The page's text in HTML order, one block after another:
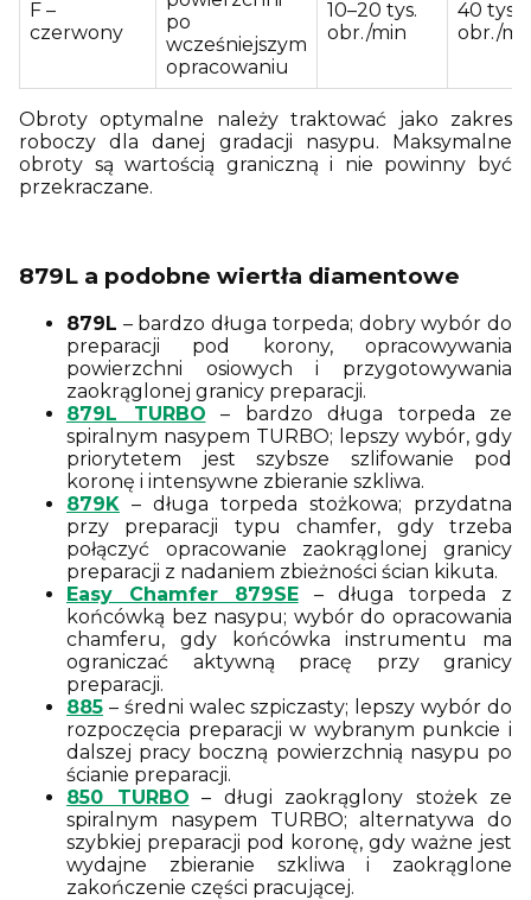
F –
czerwony
po
wcześniejszym
opracowaniu
10–20 tys.
obr./min
40 tys.
obr./
Obroty optymalne należy traktować jako zakres
roboczy dla danej gradacji nasypu. Maksymalne
obroty są wartością graniczną i nie powinny być
przekraczane.
879L a podobne wiertła diamentowe
879L – bardzo długa torpeda; dobry wybór do
preparacji pod korony, opracowywania
powierzchni osiowych i przygotowywania
zaokrąglonej granicy preparacji.
879L TURBO – bardzo długa torpeda ze
spiralnym nasypem TURBO; lepszy wybór, gdy
priorytetem jest szybsze szlifowanie pod
koronę i intensywne zbieranie szkliwa.
879K – długa torpeda stożkowa; przydatna
przy preparacji typu chamfer, gdy trzeba
połączyć opracowanie zaokrąglonej granicy
preparacji z nadaniem zbieżności ścian kikuta.
Easy Chamfer 879SE– długa torpeda z
końcówką bez nasypu; wybór do opracowania
chamferu, gdy końcówka instrumentu ma
ograniczać aktywną pracę przy granicy
preparacji.
885 – średni walec szpiczasty; lepszy wybór do
rozpoczęcia preparacji w wybranym punkcie i
dalszej pracy boczną powierzchnią nasypu po
ścianie preparacji.
850 TURBO – długi zaokrąglony stożek ze
spiralnym nasypem TURBO; alternatywa do
szybkiej preparacji pod koronę, gdy ważne jest
wydajne zbieranie szkliwa i zaokrąglone
zakończenie części pracującej.